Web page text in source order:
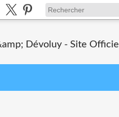
Dévoluy - Site Officiel